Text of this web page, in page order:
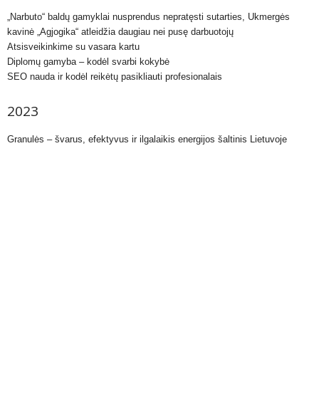
„Narbuto“ baldų gamyklai nusprendus nepratęsti sutarties, Ukmergės
kavinė „Agjogika“ atleidžia daugiau nei pusę darbuotojų
Atsisveikinkime su vasara kartu
Diplomų gamyba – kodėl svarbi kokybė
SEO nauda ir kodėl reikėtų pasikliauti profesionalais
2023
Granulės – švarus, efektyvus ir ilgalaikis energijos šaltinis Lietuvoje